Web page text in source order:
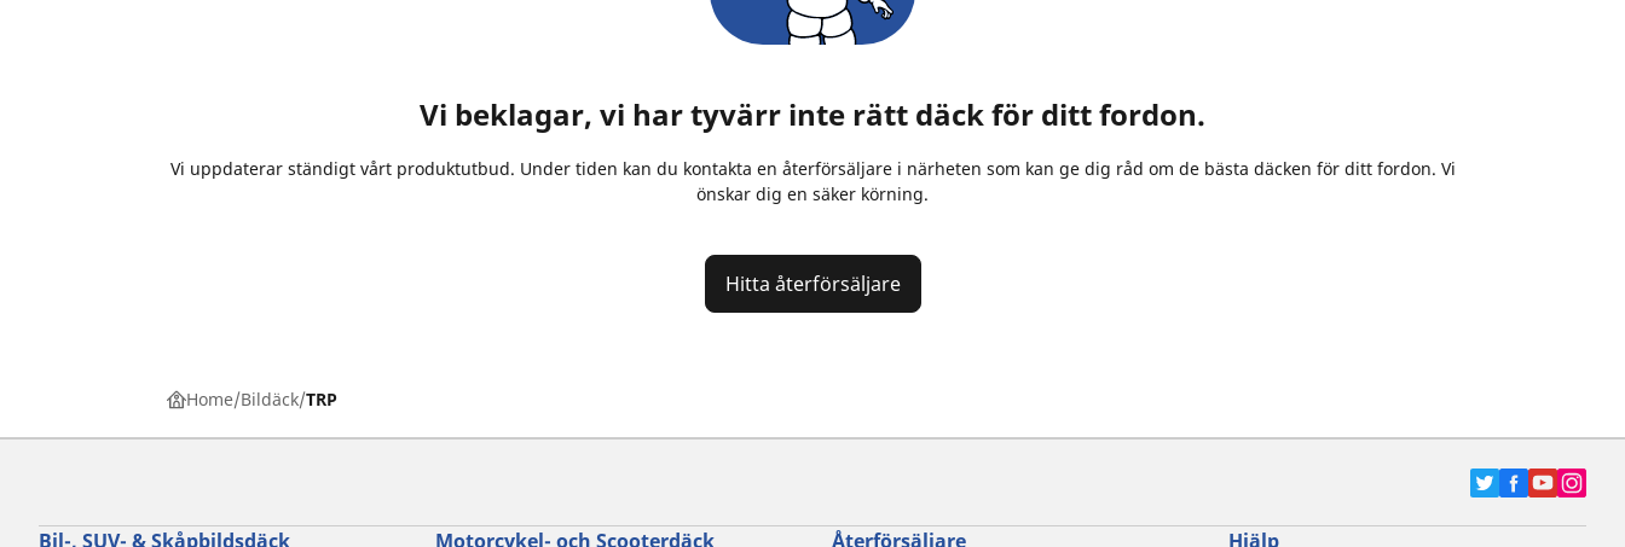
Vi beklagar, vi har tyvärr inte rätt däck för ditt fordon.
Vi uppdaterar ständigt vårt produktutbud. Under tiden kan du kontakta en återförsäljare i närheten som kan ge dig råd om de bästa däcken för ditt fordon. Vi
önskar dig en säker körning.
Hitta återförsäljare
Home Bildäck TRP
Bil-, SUV- & Skåpbildsdäck Motorcykel- och Scooterdäck Återförsäljare Hjälp